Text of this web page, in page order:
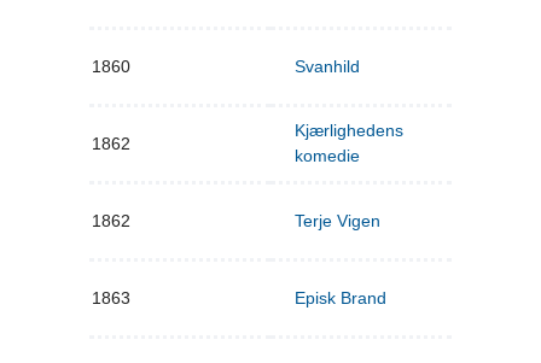
1860 Svanhild
1862
Kjærlighedens
komedie
1862 Terje Vigen
1863 Episk Brand